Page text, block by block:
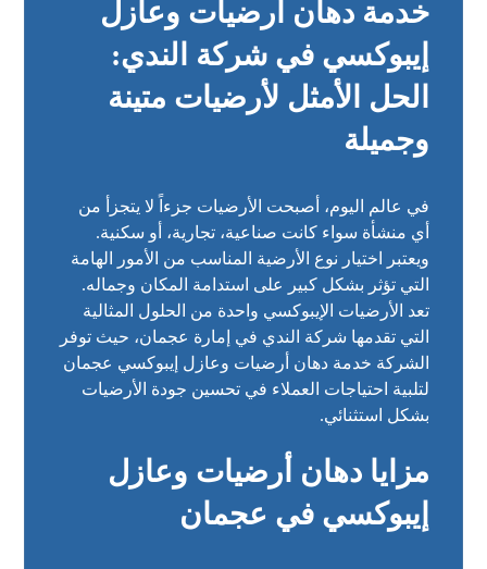
خدمة دهان أرضيات وعازل
إيبوكسي في شركة الندي:
الحل الأمثل لأرضيات متينة
وجميلة
في عالم اليوم، أصبحت الأرضيات جزءاً لا يتجزأ من
أي منشأة سواء كانت صناعية، تجارية، أو سكنية.
ويعتبر اختيار نوع الأرضية المناسب من الأمور الهامة
التي تؤثر بشكل كبير على استدامة المكان وجماله.
تعد الأرضيات الإيبوكسي واحدة من الحلول المثالية
التي تقدمها شركة الندي في إمارة عجمان، حيث توفر
الشركة خدمة دهان أرضيات وعازل إيبوكسي عجمان
لتلبية احتياجات العملاء في تحسين جودة الأرضيات
بشكل استثنائي.
مزايا دهان أرضيات وعازل
إيبوكسي في عجمان